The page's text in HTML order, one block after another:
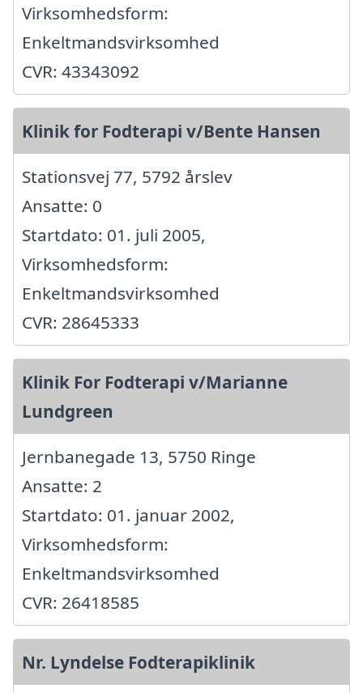
Virksomhedsform:
Enkeltmandsvirksomhed
CVR: 43343092
Klinik for Fodterapi v/Bente Hansen
Stationsvej 77, 5792 årslev
Ansatte: 0
Startdato: 01. juli 2005,
Virksomhedsform:
Enkeltmandsvirksomhed
CVR: 28645333
Klinik For Fodterapi v/Marianne
Lundgreen
Jernbanegade 13, 5750 Ringe
Ansatte: 2
Startdato: 01. januar 2002,
Virksomhedsform:
Enkeltmandsvirksomhed
CVR: 26418585
Nr. Lyndelse Fodterapiklinik